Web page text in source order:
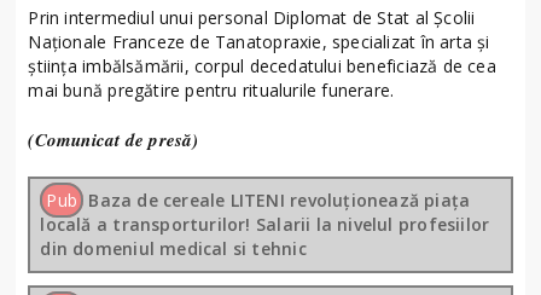
Prin intermediul unui personal Diplomat de Stat al Școlii
Naționale Franceze de Tanatopraxie, specializat în arta și
știința imbălsămării, corpul decedatului beneficiază de cea
mai bună pregătire pentru ritualurile funerare.
(Comunicat de presă)
Pub Baza de cereale LITENI revoluționează piața
locală a transporturilor! Salarii la nivelul profesiilor
din domeniul medical si tehnic